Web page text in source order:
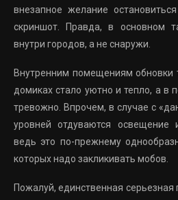
внезапное желание
скриншот. Правда, в основном
внутри городов, а не снаружи.
Внутренним помещениям обновки
домиках стало уютно и тепло, а в
тревожно. Впрочем, в случае с
уровней отдуваются
ведь это по-прежнему
которых надо закликивать мобов.
Пожалуй, единственная серьезная